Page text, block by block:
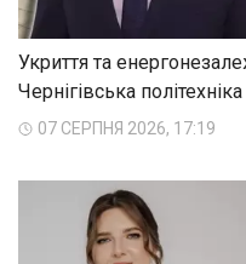
Укриття та
Чернігівська
07 СЕРПНЯ 2026, 17:19